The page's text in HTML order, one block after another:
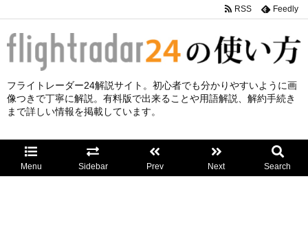
フライトレーダー24解説サイト。初心者でも分かりやすいように画
像つきで丁寧に解説。有料版で出来ることや用語解説、解約手続き
まで詳しい情報を掲載しています。
Menu Sidebar Prev Next Search
RSS Feedly